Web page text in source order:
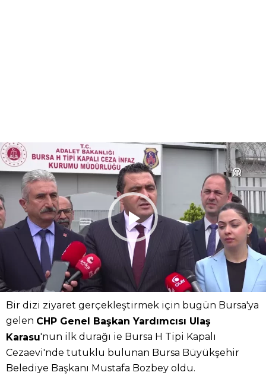
Bir dizi ziyaret gerçekleştirmek için bugün Bursa'ya
gelen CHP Genel Başkan Yardımcısı Ulaş
Karasu'nun ilk durağı ie Bursa H Tipi Kapalı
Cezaevi'nde tutuklu bulunan Bursa Büyükşehir
Belediye Başkanı Mustafa Bozbey oldu.